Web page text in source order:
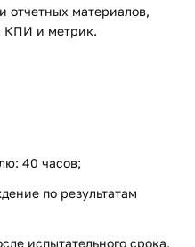
отчетных материалов,
КПИ и метрик.
40 часов;
по результатам
испытательного срока,